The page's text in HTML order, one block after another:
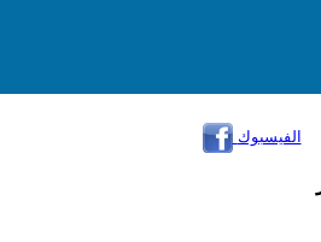
الفيسبوك